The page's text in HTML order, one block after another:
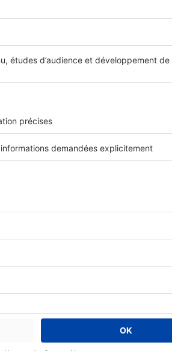
rue Smolett à 360 000 €. Dans la
€. Rue Barla, un 3 pièces en étage
un appartement avec 3 chambres,
Pettegola, agent immobilier à Nice
€. Dans le secteur Victor Hugo, un
Benzazon, agent immobilier à
m² avec terrasse qui s’est vendu
à un autre appartement de 28
bien l’état du marché actuel dans
bonnes prestations et un balcon, il
fait généralement monter les prix
un loyer entre 800 et 850 €. Enfin,
agent immobilier à Nice
acheteurs devront disposer d’environ
€ pour un T2, à partir de 300 000
coûte 800 000 € environ ». Fabien